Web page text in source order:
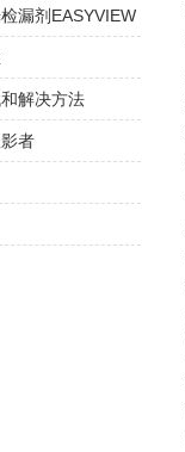
漏剂EASYVIEW
解决方法
者